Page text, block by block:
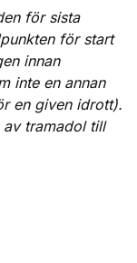
för sista
för start
innan
inte en annan
en given idrott).
tramadol till